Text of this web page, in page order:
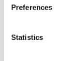
Preferences
Statistics